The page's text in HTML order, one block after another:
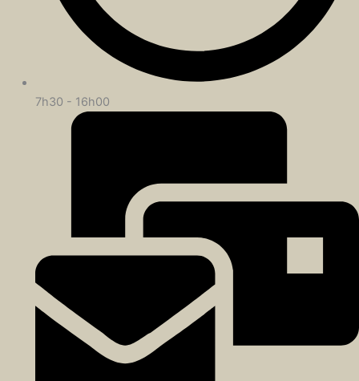
7h30 - 16h00